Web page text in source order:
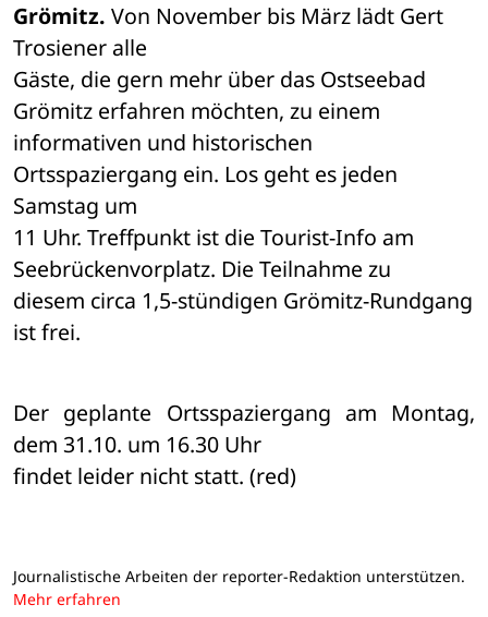
Grömitz. Von November bis März lädt Gert
Trosiener alle
Gäste, die gern mehr über das Ostseebad
Grömitz erfahren möchten, zu einem
informativen und historischen
Ortsspaziergang ein. Los geht es jeden
Samstag um
11 Uhr. Treffpunkt ist die Tourist-Info am
Seebrückenvorplatz. Die Teilnahme zu
diesem circa 1,5-stündigen Grömitz-Rundgang
ist frei.
Der geplante Ortsspaziergang am Montag,
dem 31.10. um 16.30 Uhr
findet leider nicht statt. (red)
Journalistische Arbeiten der reporter-Redaktion unterstützen.
Mehr erfahren